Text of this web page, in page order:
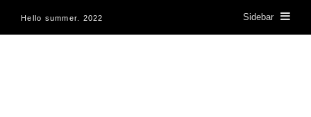
Hello summer. 2022 Sidebar